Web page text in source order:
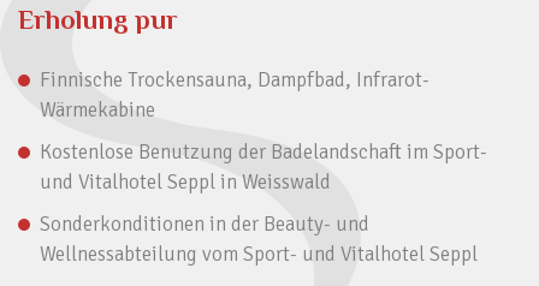
Erholung pur
Finnische Trockensauna, Dampfbad, Infrarot-
Wärmekabine
Kostenlose Benutzung der Badelandschaft im Sport-
und Vitalhotel Seppl in Weisswald
Sonderkonditionen in der Beauty- und
Wellnessabteilung vom Sport- und Vitalhotel Seppl